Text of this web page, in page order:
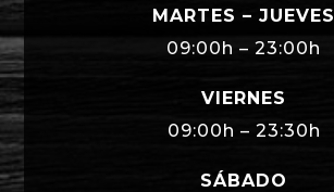
MARTES – JUEVES
09:00h – 23:00h
VIERNES
09:00h – 23:30h
SÁBADO